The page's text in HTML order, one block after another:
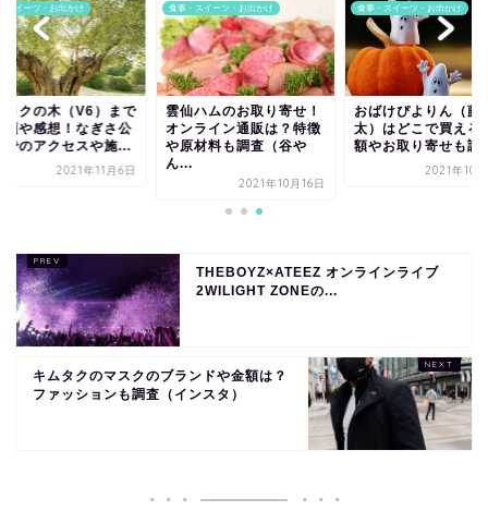
スイーツ・お出かけ
ロクの木（V6）まで
順や感想！なぎさ公
でのアクセスや施...
2021年11月6日
食事・スイーツ・お出かけ
雲仙ハムのお取り寄せ！
オンライン通販は？特徴
や原材料も調査（谷や
ん...
2021年10月16日
食事・スイーツ・お出かけ
おばけぴよりん（藤
太）はどこで買える
額やお取り寄せも調
2021年10
THEBOYZ×ATEEZ オンラインライブ
2WILIGHT ZONEの...
キムタクのマスクのブランドや金額は？
ファッションも調査（インスタ）